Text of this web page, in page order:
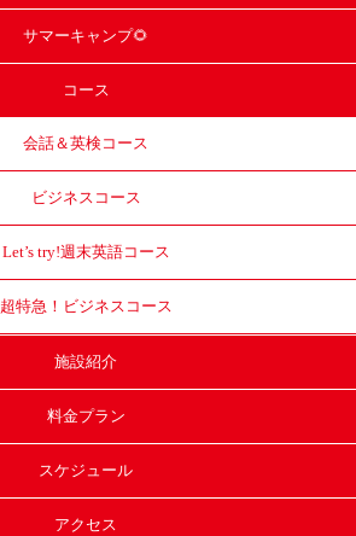
サマーキャンプ🌻
コース
会話＆英検コース
ビジネスコース
Let’s try!週末英語コース
超特急！ ビジネスコース
施設紹介
料金プラン
スケジュール
アクセス